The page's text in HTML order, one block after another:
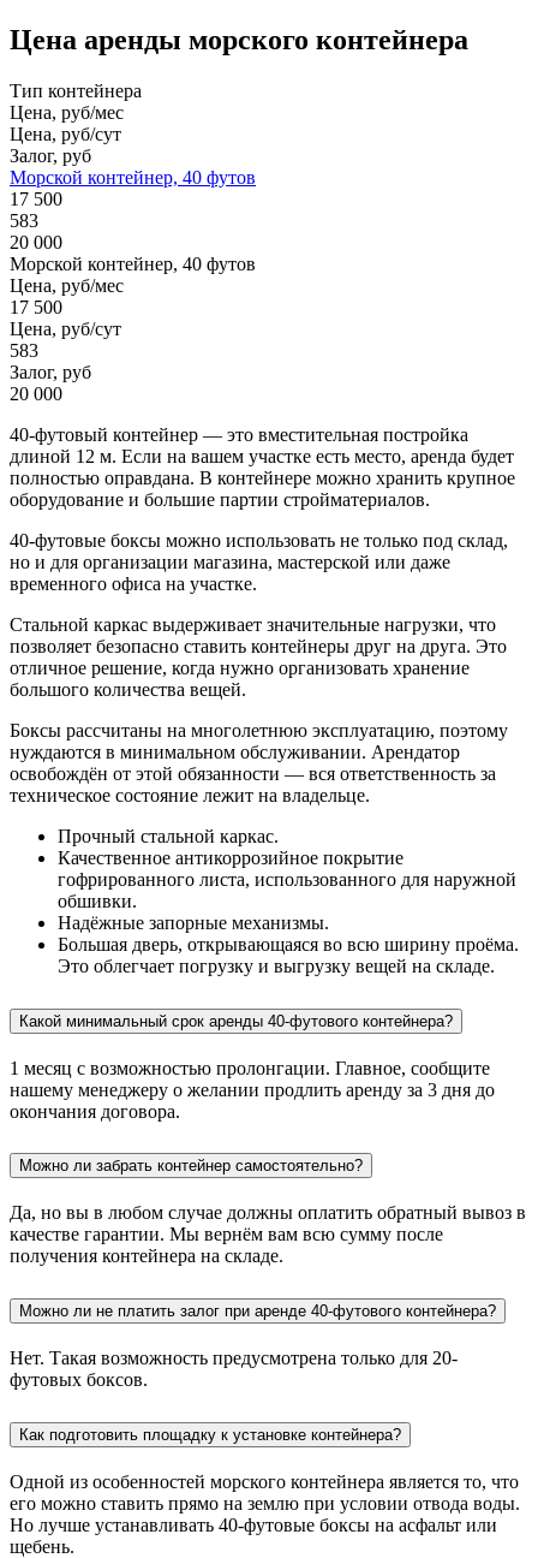
Цена аренды морского контейнера
Тип контейнера
Цена, руб/мес
Цена, руб/сут
Залог, руб
Морской контейнер, 40 футов
17 500
583
20 000
Морской контейнер, 40 футов
Цена, руб/мес
17 500
Цена, руб/сут
583
Залог, руб
20 000
40-футовый контейнер — это вместительная постройка
длиной 12 м. Если на вашем участке есть место, аренда будет
полностью оправдана. В контейнере можно хранить крупное
оборудование и большие партии стройматериалов.
40-футовые боксы можно использовать не только под склад,
но и для организации магазина, мастерской или даже
временного офиса на участке.
Стальной каркас выдерживает значительные нагрузки, что
позволяет безопасно ставить контейнеры друг на друга. Это
отличное решение, когда нужно организовать хранение
большого количества вещей.
Боксы рассчитаны на многолетнюю эксплуатацию, поэтому
нуждаются в минимальном обслуживании. Арендатор
освобождён от этой обязанности — вся ответственность за
техническое состояние лежит на владельце.
Прочный стальной каркас.
Качественное антикоррозийное покрытие
гофрированного листа, использованного для наружной
обшивки.
Надёжные запорные механизмы.
Большая дверь, открывающаяся во всю ширину проёма.
Это облегчает погрузку и выгрузку вещей на складе.
Какой минимальный срок аренды 40-футового контейнера?
1 месяц с возможностью пролонгации. Главное, сообщите
нашему менеджеру о желании продлить аренду за 3 дня до
окончания договора.
Можно ли забрать контейнер самостоятельно?
Да, но вы в любом случае должны оплатить обратный вывоз в
качестве гарантии. Мы вернём вам всю сумму после
получения контейнера на складе.
Можно ли не платить залог при аренде 40-футового контейнера?
Нет. Такая возможность предусмотрена только для 20-
футовых боксов.
Как подготовить площадку к установке контейнера?
Одной из особенностей морского контейнера является то, что
его можно ставить прямо на землю при условии отвода воды.
Но лучше устанавливать 40-футовые боксы на асфальт или
щебень.